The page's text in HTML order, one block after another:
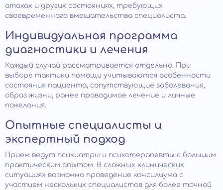
атаках и других состояниях, требующих
своевременного вмешательства специалиста.
Индивидуальная программа
диагностики и лечения
Каждый случай рассматривается отдельно. При
выборе тактики помощи учитываются особенности
состояния пациента, сопутствующие заболевания,
образ жизни, ранее проводимое лечение и личные
пожелания.
Опытные специалисты и
экспертный подход
Прием ведут психиатры и психотерапевты с большим
практическим опытом. В сложных клинических
ситуациях возможно проведение консилиума с
участием нескольких специалистов для более точной